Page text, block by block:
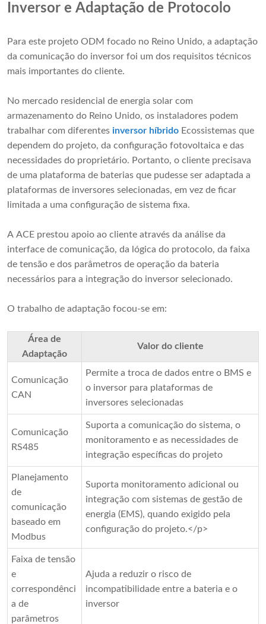
Inversor e Adaptação de Protocolo
Para este projeto ODM focado no Reino Unido, a adaptação
da comunicação do inversor foi um dos requisitos técnicos
mais importantes do cliente.
No mercado residencial de energia solar com
armazenamento do Reino Unido, os instaladores podem
trabalhar com diferentes inversor híbrido Ecossistemas que
dependem do projeto, da configuração fotovoltaica e das
necessidades do proprietário. Portanto, o cliente precisava
de uma plataforma de baterias que pudesse ser adaptada a
plataformas de inversores selecionadas, em vez de ficar
limitada a uma configuração de sistema fixa.
A ACE prestou apoio ao cliente através da análise da
interface de comunicação, da lógica do protocolo, da faixa
de tensão e dos parâmetros de operação da bateria
necessários para a integração do inversor selecionado.
O trabalho de adaptação focou-se em:
Área de
Adaptação
Valor do cliente
Comunicação
CAN
Permite a troca de dados entre o BMS e
o inversor para plataformas de
inversores selecionadas
Comunicação
RS485
Suporta a comunicação do sistema, o
monitoramento e as necessidades de
integração específicas do projeto
Planejamento
de
comunicação
baseado em
Modbus
Suporta monitoramento adicional ou
integração com sistemas de gestão de
energia (EMS), quando exigido pela
configuração do projeto.</p>
Faixa de tensão
e
correspondênci
a de
parâmetros
Ajuda a reduzir o risco de
incompatibilidade entre a bateria e o
inversor